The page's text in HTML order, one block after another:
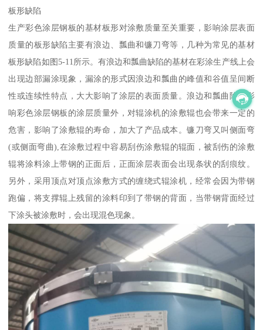
板形缺陷
生产彩色涂层钢板的基材板形对涂敷质量至关重要，影响涂层表面
质量的板形缺陷主要有浪边、瓢曲和镰刀弯等，几种为常见的基材
板形缺陷如图5-11所示。有浪边和瓢曲缺陷的基材在彩涂生产线上会
出现边部漏涂现象，漏涂的形式因浪边和瓢曲的峰值和谷值呈间断
性或连续性特点，大大影响了涂层的表面质量。浪边和瓢曲除了影
响彩色涂层钢板的涂层质量外，对辊涂机的涂敷辊也会带来一定的
危害，影响了涂敷辊的寿命，加大了产品成本。镰刀弯又叫侧面弯
(或侧面弯曲),在涂敷过程中容易刮伤涂敷辊的辊面，被刮伤的涂敷
辊将涂料涂上带钢的正面后，正面涂层表面会出现条状的刮痕纹。
另外，采用顶点对顶点涂敷方式的缠绕式辊涂机，经常会因为带钢
跑偏，将支撑辊上残留的涂料印到了带钢的背面，当带钢背面经过
下涂头被涂敷时，会出现混色现象。